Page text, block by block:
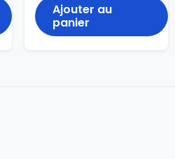
Ajouter au
panier